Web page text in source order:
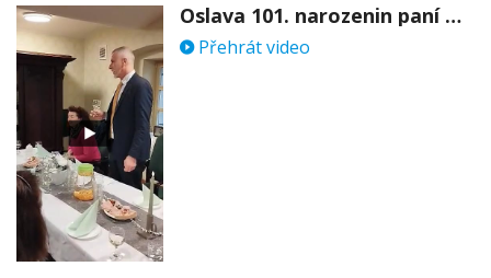
Oslava 101. narozenin paní Věry Skořepové
Přehrát video